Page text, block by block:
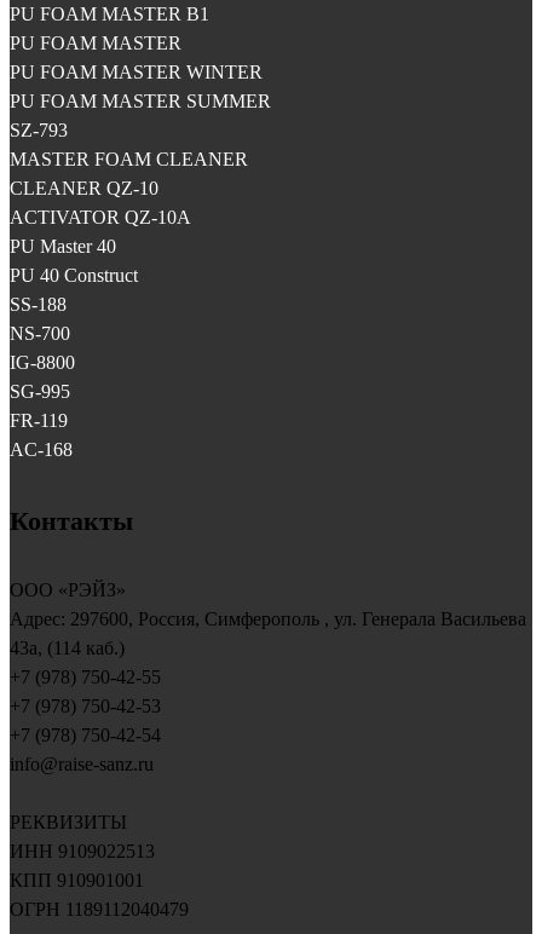
PU FOAM MASTER B1
PU FOAM MASTER
PU FOAM MASTER WINTER
PU FOAM MASTER SUMMER
SZ-793
MASTER FOAM CLEANER
CLEANER QZ-10
ACTIVATOR QZ-10A
PU Master 40
PU 40 Construct
SS-188
NS-700
IG-8800
SG-995
FR-119
AC-168
Контакты
ООО «РЭЙЗ»
Адрес: 297600, Россия, Симферополь , ул. Генерала Васильева
43a, (114 каб.)
+7 (978) 750-42-55
+7 (978) 750-42-53
+7 (978) 750-42-54
info@raise-sanz.ru
РЕКВИЗИТЫ
ИНН 9109022513
КПП 910901001
ОГРН 1189112040479